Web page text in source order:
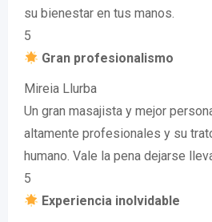
su bienestar en tus manos.
5
Gran profesionalismo
Mireia Llurba
Un gran masajista y mejor
altamente profesionales y su
humano. Vale la pena dejarse
5
Experiencia inolvidable